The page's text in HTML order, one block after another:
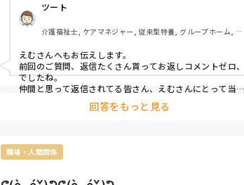
ツート
介護福祉士, ケアマネジャー, 従来型特養, グループホーム, デ
えむさんへもお伝えします。
前回のご質問、返信たくさん貰ってお返しコメントゼロ、
でしたね。
仲間と思って返信されてる皆さん、えむさんにとって当た
り前なのですかね…？
せめて、コメントか、イイネの例外なくの対応はされても
ません…　でも、何か、違う対応＝考えの元でやり取りす
るのは、普通の事ではないかな、と、私は思えるんです…
も、応えがあります、、なーにもなし、はどーかなと思い
回答をもっと見る
職場・人間関係